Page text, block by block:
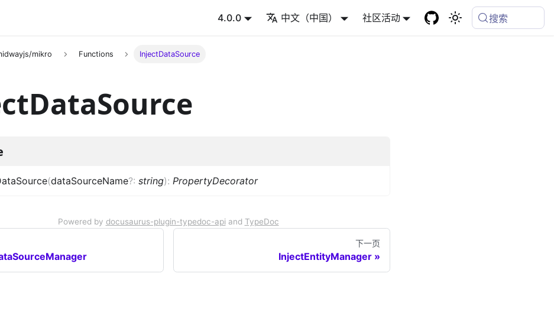
4.0.0 中文（中国） 社区活动 搜索
mikro Functions InjectDataSource
(dataSourceName?: string): PropertyDecorator
Powered by docusaurus-plugin-typedoc-api and TypeDoc
下一页
InjectEntityManager